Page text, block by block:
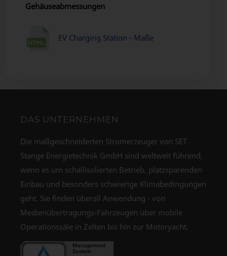
Gehäuseabmessungen
EV Charging Station - Maße
DAS UNTERNEHMEN
Die maßgeschneiderten Stromerzeuger von SET
Stange Energietechnik GmbH sind weltweit führend,
wenn es um schallisolierten Betrieb, platzsparenden
Einbau und besonders schwierige Klimabedingungen
geht. Sie finden überall Anwendung - von
Medienübertragungs-Fahrzeugen über mobile
Operationssäle in Zelten bis hin zur Motoryacht.